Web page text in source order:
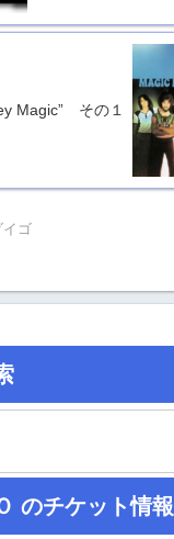
Magic” その１
イゴ
のチケット情報